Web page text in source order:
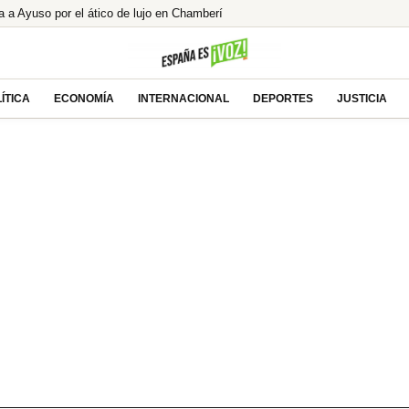
a Ayuso por el ático de lujo en Chamberí
de Zalamea’: «Es un honor grandísimo»
la mayor caída de ingresos para los españoles
«concebido no nacido» de Feijóo
ECONOMÍA INTERNACIONAL DEPORTES JUSTICIA